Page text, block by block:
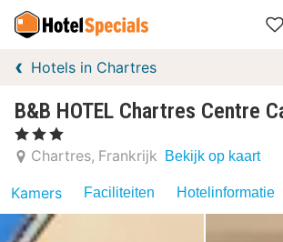
Hotels in Chartres
B&B HOTEL Chartres Centre
, 3 Sterren
Chartres Frankrijk Bekijk op kaart
Kamers Faciliteiten Hotelinformatie